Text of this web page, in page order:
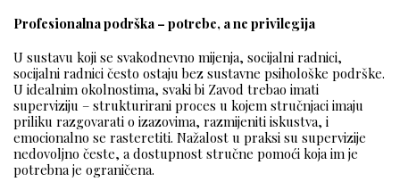
Profesionalna podrška – potrebe, a ne privilegija
U sustavu koji se svakodnevno mijenja, socijalni radnici,
socijalni radnici često ostaju bez sustavne psihološke podrške.
U idealnim okolnostima, svaki bi Zavod trebao imati
superviziju – strukturirani proces u kojem stručnjaci imaju
priliku razgovarati o izazovima, razmijeniti iskustva, i
emocionalno se rasteretiti. Nažalost u praksi su supervizije
nedovoljno česte, a dostupnost stručne pomoći koja im je
potrebna je ograničena.